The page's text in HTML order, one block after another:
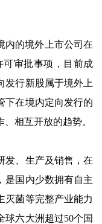
内的境外上市公司在
可审批事项，目前成
发行新股属于境外上
下在境内定向发行的
相互开放的趋势。
发、生产及销售，在
是国内少数拥有自主
灭菌等完整产业能力
球六大洲超过50个国